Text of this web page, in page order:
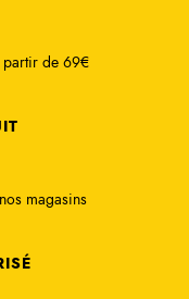
de 69€
magasins